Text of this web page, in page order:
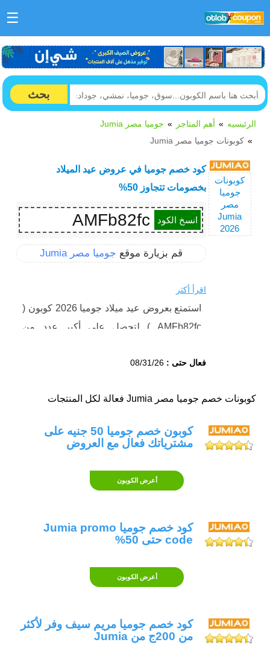
☰
بحث
الرئيسيه أهم المتاجر
جوميا مصر Jumia
كوبونات جوميا مصر Jumia
كوبونات
جوميا
مصر
Jumia
2026
كود خصم جوميا في عروض عيد الميلاد
بخصومات تتجاوز 50%
AMFb82fc انسخ الكود
قم بزيارة موقع جوميا مصر Jumia
اقرأ أكثر
استمتع بعروض عيد ميلاد جوميا 2026 كوبون (
AMFb82fc ) لتحصل على أكبر عدد من
تسوق الآن عبر تطبيق جوميا مصر.
فعال حتى : 08/31/26
كوبونات خصم جوميا مصر Jumia فعالة لكل المنتجات
كوبون خصم جوميا 50 جنيه على
مشترياتك فعال مع العروض
أعرض الكوبون
كود خصم جوميا Jumia promo
code حتى 50%
أعرض الكوبون
كود خصم جوميا مريم سيف وفر لأكثر
من 200ج من Jumia